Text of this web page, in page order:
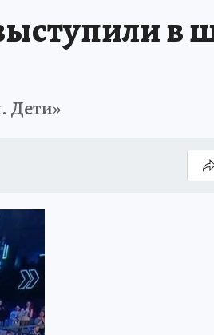
ДЕНЬ ПОБЕДЫ В САМАРЕ 2025в
Дети»